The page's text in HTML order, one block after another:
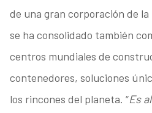
de una gran corporación de
se ha consolidado también
centros mundiales de
contenedores, soluciones
los rincones del planeta. “Es